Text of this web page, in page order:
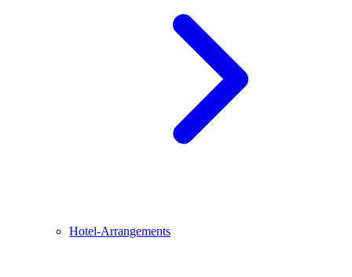
Hotel-Arrangements